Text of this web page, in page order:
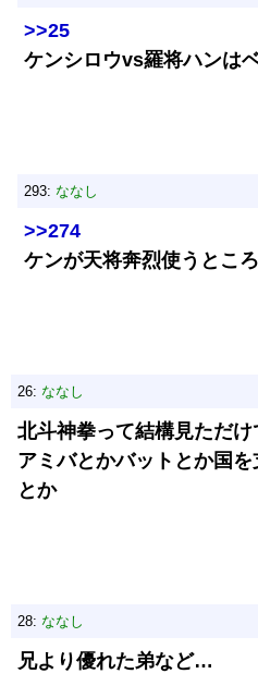
>>25
ケンシロウvs羅将ハンは
293: ななし
>>274
ケンが天将奔烈使うとこ
26: ななし
北斗神拳って結構見ただ
アミバとかバットとか国
とか
28: ななし
兄より優れた弟など…